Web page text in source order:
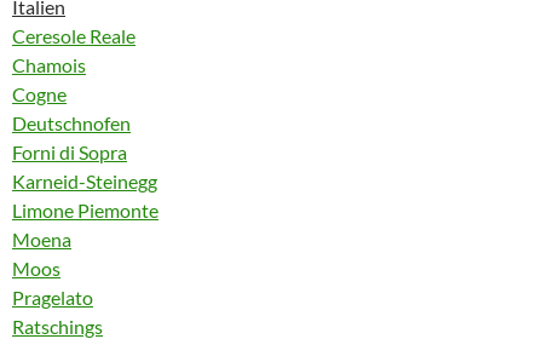
Italien
Ceresole Reale
Chamois
Cogne
Deutschnofen
Forni di Sopra
Karneid-Steinegg
Limone Piemonte
Moena
Moos
Pragelato
Ratschings